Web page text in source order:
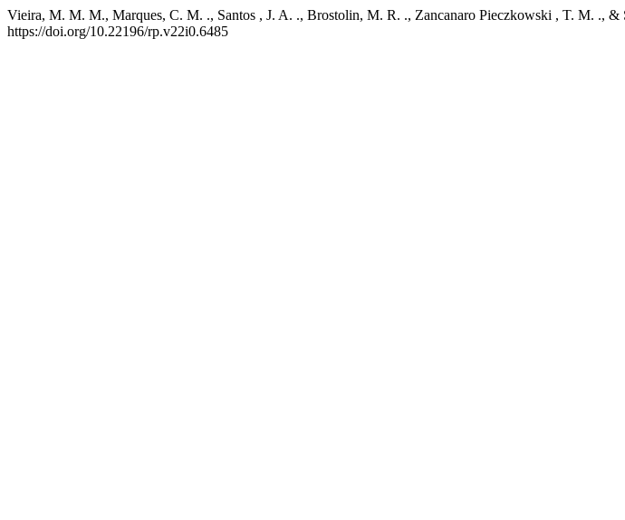
Vieira, M. M. M., Marques, C. M. ., Santos , J. A. ., Brostolin, M. R. ., Zancanaro Pieczkowski , T. M. ., &
https://doi.org/10.22196/rp.v22i0.6485